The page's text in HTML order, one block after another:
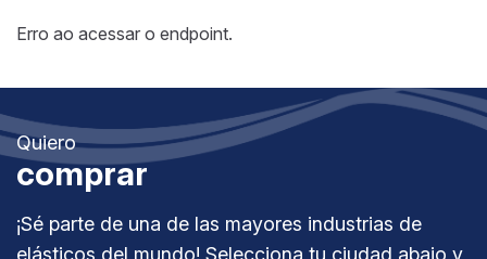
Erro ao acessar o endpoint.
Quiero
comprar
¡Sé parte de una de las mayores industrias de
elásticos del mundo! Selecciona tu ciudad abajo y